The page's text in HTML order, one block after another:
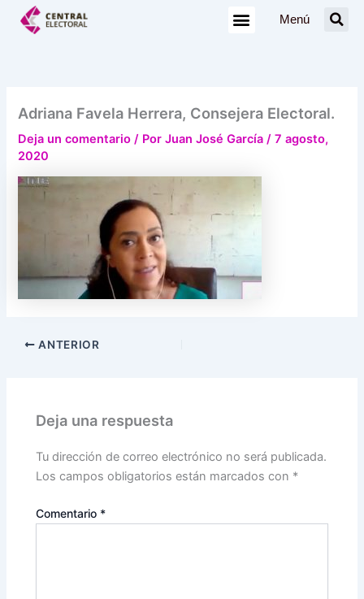
Menú
Adriana Favela Herrera, Consejera Electoral.
Deja un comentario / PorJuan José García/7 agosto,
2020
ANTERIOR
Deja una respuesta
Tu dirección de correo electrónico no será publicada.
Los campos obligatorios están marcados con *
Comentario *